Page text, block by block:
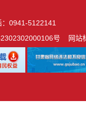
0941-5122141
号 网站